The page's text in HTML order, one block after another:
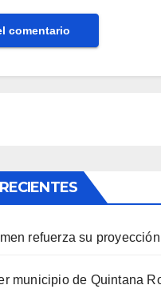
refuerza su
municipio de Quintana